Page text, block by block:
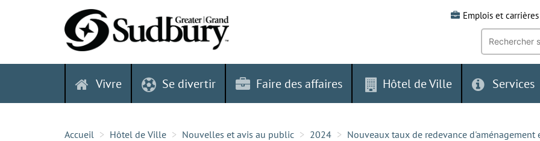
Emplois et carrières
Recherche
mot-
clé:
Vivre Se divertir Faire des affaires Hôtel de Ville Services
Accueil Hôtel de Ville Nouvelles et avis au public 2024 Nouveaux taux de redevance